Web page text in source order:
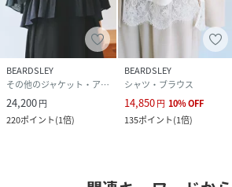
BEARDSLEY
その他のジャケット・アウター
24,200円
220ポイント(1倍)
BEARDSLEY
シャツ・ブラウス
14,850円 10%OFF
135ポイント(1倍)